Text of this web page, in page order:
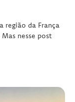
região da França
nesse post